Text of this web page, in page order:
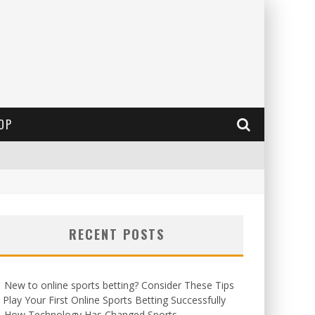
RECENT POSTS
New to online sports betting? Consider These Tips
Your First Online Sports Betting Successfully